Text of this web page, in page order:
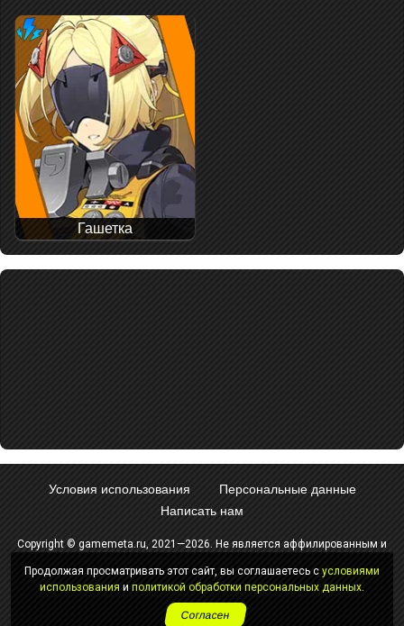
Гашетка
Условия использования
Персональные данные
Написать нам
Copyright © gamemeta.ru, 2021—2026. Не является аффилированным и
Использование любых материалов сайта без согласования с
администрацией запрещено.
18+
Продолжая просматривать этот сайт, вы соглашаетесь с условиями
использования и политикой обработки персональных данных.
Согласен